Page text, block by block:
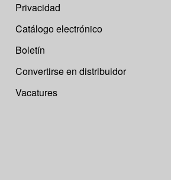
Privacidad
Catálogo electrónico
Boletín
Convertirse en distribuidor
Vacatures